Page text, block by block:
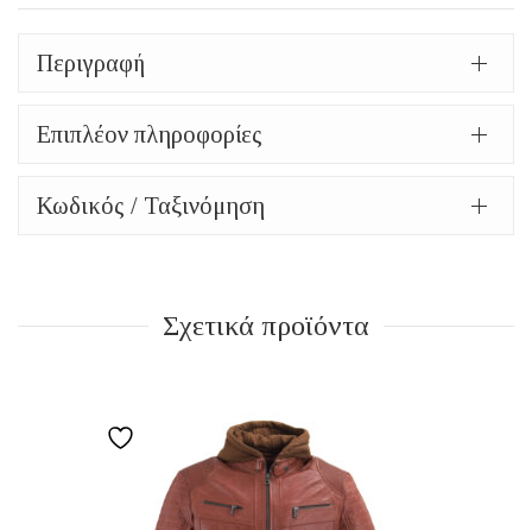
μπεζ
ποσότητα
Περιγραφή
Επιπλέον πληροφορίες
Κωδικός / Ταξινόμηση
Σχετικά προϊόντα